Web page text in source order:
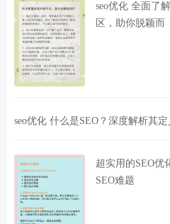
seo优化 全面了
区，助你脱颖而
seo优化 什么是SEO？深度解析其
超实用的SEO优
SEO难题